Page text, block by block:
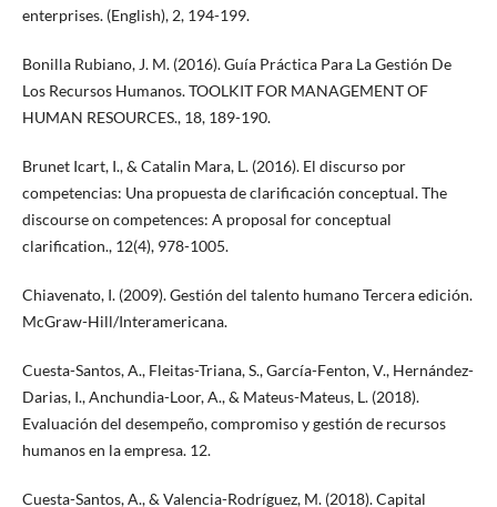
enterprises. (English), 2, 194-199.
Bonilla Rubiano, J. M. (2016). Guía Práctica Para La Gestión De
Los Recursos Humanos. TOOLKIT FOR MANAGEMENT OF
HUMAN RESOURCES., 18, 189-190.
Brunet Icart, I., & Catalin Mara, L. (2016). El discurso por
competencias: Una propuesta de clarificación conceptual. The
discourse on competences: A proposal for conceptual
clarification., 12(4), 978-1005.
Chiavenato, I. (2009). Gestión del talento humano Tercera edición.
McGraw-Hill/Interamericana.
Cuesta-Santos, A., Fleitas-Triana, S., García-Fenton, V., Hernández-
Darias, I., Anchundia-Loor, A., & Mateus-Mateus, L. (2018).
Evaluación del desempeño, compromiso y gestión de recursos
humanos en la empresa. 12.
Cuesta-Santos, A., & Valencia-Rodríguez, M. (2018). Capital